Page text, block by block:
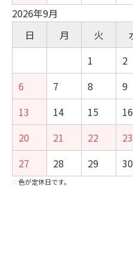
2026年9月
日
月 火
1
2
6
7 8 9
13
14 15 16
20
21 22 23
27
28 29 30
色が定休日です。